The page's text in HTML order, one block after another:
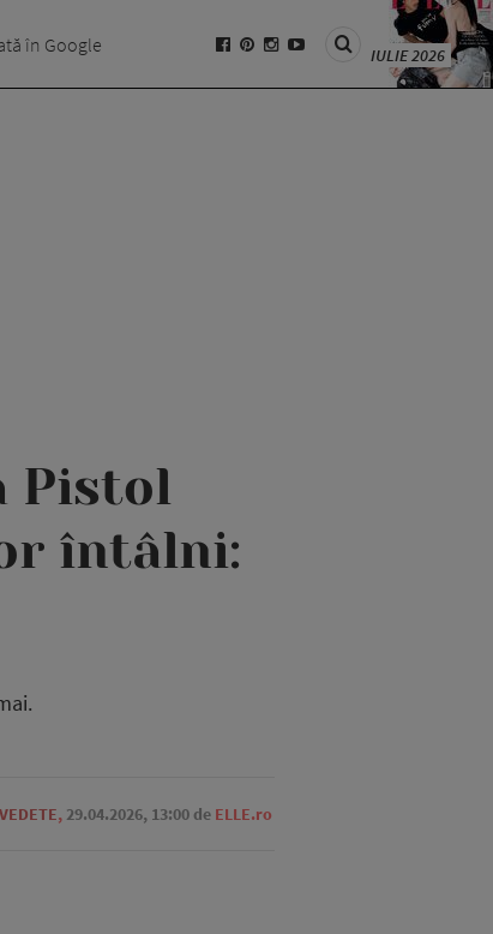
în Google IULIE 2026
Pistol
întâlni:
, 29.04.2026, 13:00 de ELLE.ro